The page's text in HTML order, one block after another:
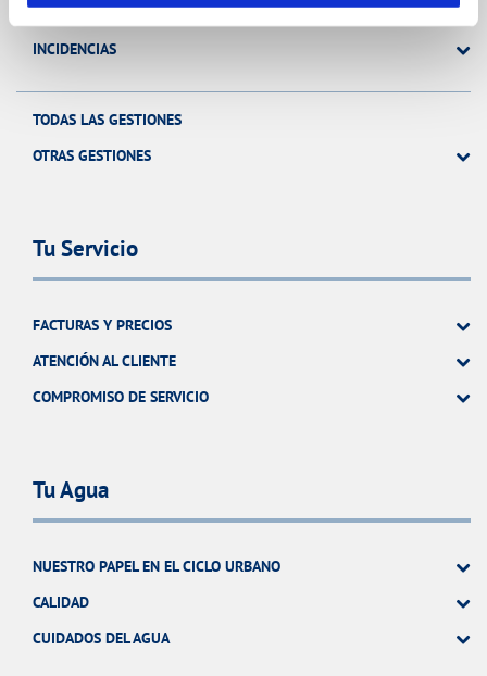
MODIFICACIÓN DE DATOS
INCIDENCIAS
TODAS LAS GESTIONES
OTRAS GESTIONES
Tu Servicio
FACTURAS Y PRECIOS
ATENCIÓN AL CLIENTE
COMPROMISO DE SERVICIO
Tu Agua
NUESTRO PAPEL EN EL CICLO URBANO
CALIDAD
CUIDADOS DEL AGUA